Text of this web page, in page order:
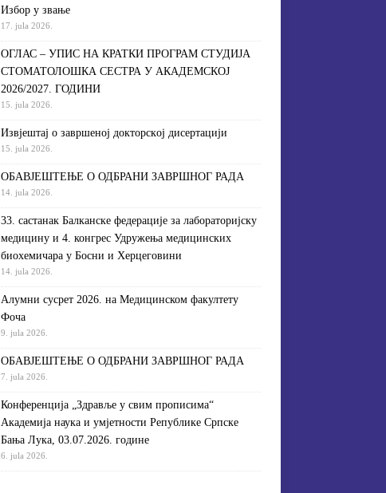
Избор у звање
17. jula 2026.
ОГЛАС – УПИС НА КРАТКИ ПРОГРАМ СТУДИЈА
СТОМАТОЛОШКА СЕСТРА У АКАДЕМСКОЈ
2026/2027. ГОДИНИ
15. jula 2026.
Извjeштaj o зaвршeнoj дoктoрскoj дисeртaциjи
15. jula 2026.
ОБАВЈЕШТЕЊЕ О ОДБРАНИ ЗАВРШНОГ РАДА
14. jula 2026.
33. састанак Балканске федерације за лабораторијску
медицину и 4. конгрес Удружења медицинских
биохемичара у Босни и Херцеговини
14. jula 2026.
Алумни сусрет 2026. на Медицинском факултету
Фоча
9. jula 2026.
ОБАВЈЕШТЕЊЕ О ОДБРАНИ ЗАВРШНОГ РАДА
7. jula 2026.
Конференција „Здравље у свим прописима“
Академија наука и умјетности Републике Српске
Бања Лука, 03.07.2026. године
6. jula 2026.